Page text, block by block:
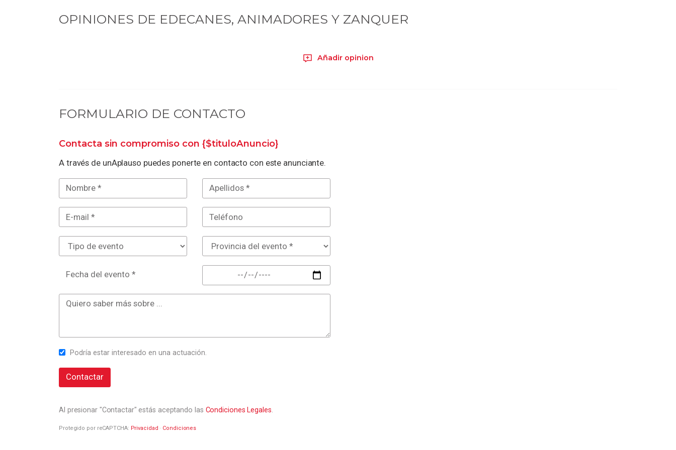
OPINIONES DE EDECANES, ANIMADORES Y ZANQUER
Añadir opinion
FORMULARIO DE CONTACTO
Contacta sin compromiso con {$tituloAnuncio}
A través de unAplauso puedes ponerte en contacto con este anunciante.
Fecha del evento *
Podría estar interesado en una actuación.
Contactar
Al presionar "Contactar" estás aceptando las Condiciones Legales
Protegido por reCAPTCHA: Privacidad · Condiciones